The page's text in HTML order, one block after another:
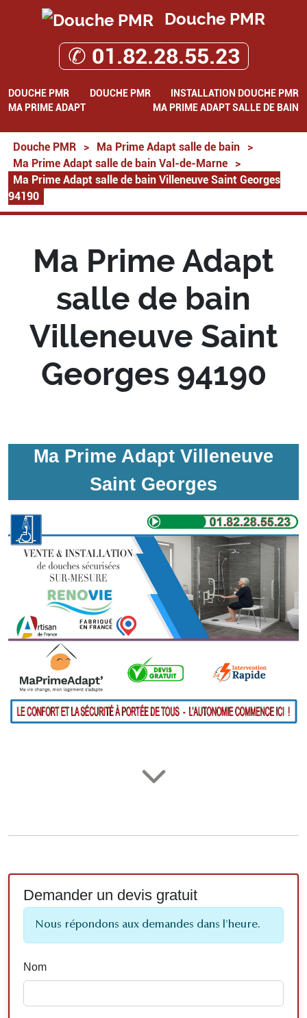
Douche PMR
✆ 01.82.28.55.23
DOUCHE PMR DOUCHE PMR
INSTALLATION DOUCHE PMR
MA PRIME ADAPT
MA PRIME ADAPT SALLE DE BAIN
Douche PMR > Ma Prime Adapt salle de bain
>
Ma Prime Adapt salle de bain Val-de-Marne
>
Ma Prime Adapt salle de bain Villeneuve Saint Georges
94190
Ma Prime Adapt
salle de bain
Villeneuve Saint
Georges 94190
Ma Prime Adapt Villeneuve
Saint Georges
Demander un devis gratuit
Nous répondons aux demandes dans l'heure.
Nom